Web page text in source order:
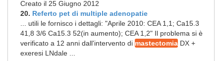
Creato il 25 Giugno 2012
20. Referto pet di multiple adenopatie
... utili le fornisco i dettagli: "Aprile 2010: CEA 1,1; Ca15.3
41,8 3/6 Ca15.3 52(in aumento); CEA 1,2" Il problema si è
verificato a 12 anni dall'intervento di mastectomia DX +
exeresi LNdale ...